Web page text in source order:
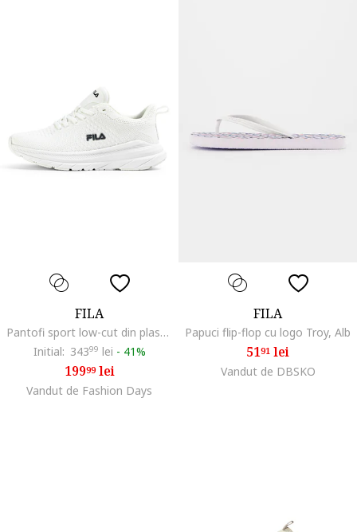
FILA
Pantofi sport low-cut din plasa Havocc, Alb
Initial: 34399 lei - 41%
19999lei
Vandut de Fashion Days
FILA
Papuci flip-flop cu logo Troy, Alb
5191 lei
Vandut de DBSKO